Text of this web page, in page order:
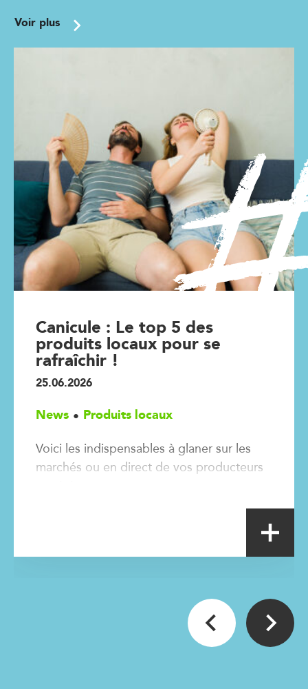
Voir plus
Canicule : Le top 5 des
produits locaux pour se
rafraîchir !
25.06.2026
News Produits locaux
Voici les indispensables à glaner sur les
marchés ou en direct de vos producteurs